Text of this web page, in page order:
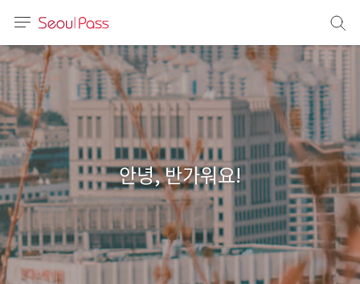
体)
文 (台灣)
안녕, 반가워요!